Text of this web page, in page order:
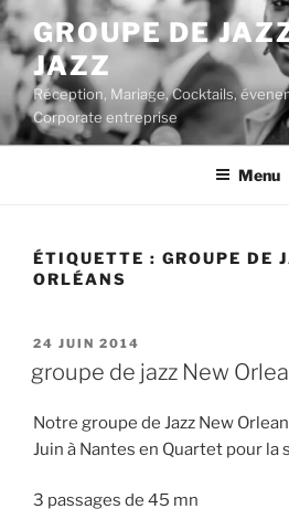
Aller
au
contenu
principal
GROUPE DE
JAZZ
Réception, Mariage, Cocktails,
Corporate entreprise
Menu
ÉTIQUETTE : GROUPE DE
ORLÉANS
PUBLIÉ
24 JUIN 2014
groupe de jazz New
Notre groupe de Jazz New
Juin à Nantes en Quartet pour la
3 passages de 45 mn